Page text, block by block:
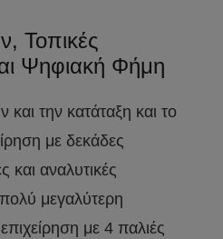
Τοπικές
Ψηφιακή Φήμη
και την κατάταξη και το
με δεκάδες
και αναλυτικές
μεγαλύτερη
με 4 παλιές